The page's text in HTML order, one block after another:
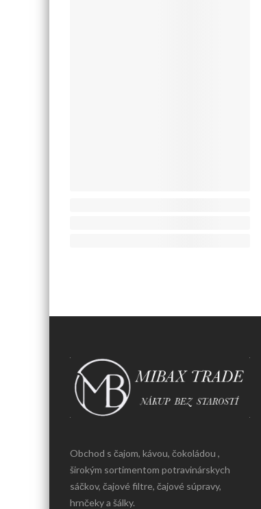
Obchod s čajom, kávou, čokoládou ,
širokým sortimentom potravinárskych
sáčkov, čajové filtre, čajové súpravy,
hrnčeky a šálky.